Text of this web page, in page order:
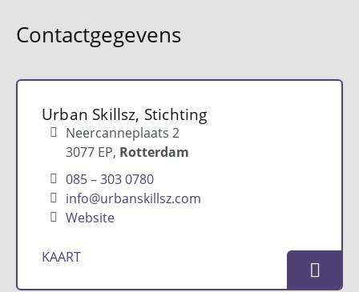
Contactgegevens
Urban Skillsz, Stichting
Neercanneplaats 2
3077 EP Rotterdam
085 – 303 0780
info@urbanskillsz.com
Website
KAART